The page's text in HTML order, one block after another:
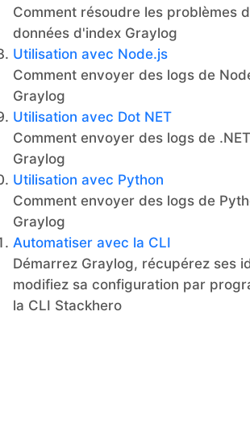
Comment résoudre les problèmes
données d'index Graylog
Utilisation avec Node.js
Comment envoyer des logs de
Graylog
Utilisation avec Dot NET
Comment envoyer des logs de
Graylog
Utilisation avec Python
Comment envoyer des logs de
Graylog
Automatiser avec la CLI
Démarrez Graylog, récupérez ses
modifiez sa configuration par
la CLI Stackhero